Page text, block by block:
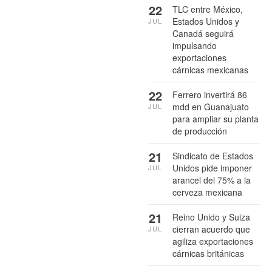
TLC entre México,
Estados Unidos y
Canadá seguirá
impulsando
exportaciones
cárnicas mexicanas
22
JUL
Ferrero invertirá 86
mdd en Guanajuato
para ampliar su planta
de producción
22
JUL
Sindicato de Estados
Unidos pide imponer
arancel del 75% a la
cerveza mexicana
21
JUL
Reino Unido y Suiza
cierran acuerdo que
agiliza exportaciones
cárnicas británicas
21
JUL